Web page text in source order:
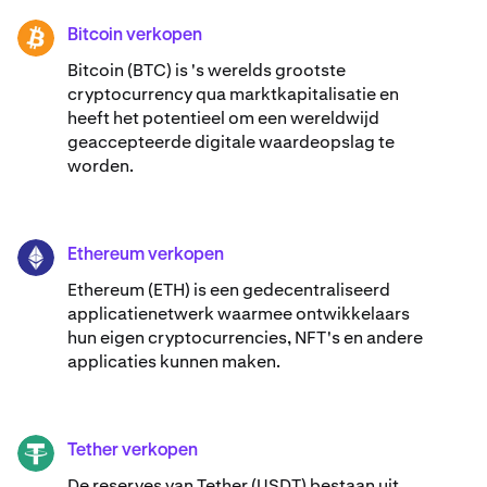
BTC Bitcoin verkopen
Bitcoin (BTC) is 's werelds grootste
cryptocurrency qua marktkapitalisatie en
heeft het potentieel om een wereldwijd
geaccepteerde digitale waardeopslag te
worden.
ETH Ethereum verkopen
Ethereum (ETH) is een gedecentraliseerd
applicatienetwerk waarmee ontwikkelaars
hun eigen cryptocurrencies, NFT's en andere
applicaties kunnen maken.
USDT Tether verkopen